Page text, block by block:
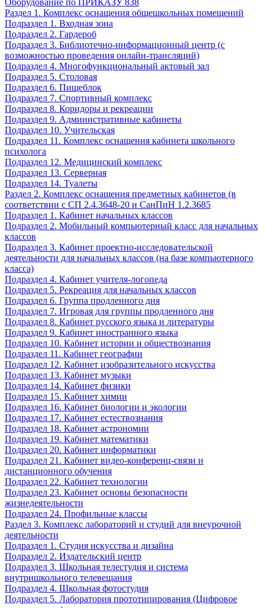
Оборудование по ПРИКАЗУ 838
Раздел 1. Комплекс оснащения общешкольных помещений
Подраздел 1. Входная зона
Подраздел 2. Гардероб
Подраздел 3. Библиотечно-информационный центр (с
возможностью проведения онлайн-трансляций)
Подраздел 4. Многофункциональный актовый зал
Подраздел 5. Столовая
Подраздел 6. Пищеблок
Подраздел 7. Спортивный комплекс
Подраздел 8. Коридоры и рекреации
Подраздел 9. Административные кабинеты
Подраздел 10. Учительская
Подраздел 11. Комплекс оснащения кабинета школьного
психолога
Подраздел 12. Медицинский комплекс
Подраздел 13. Серверная
Подраздел 14. Туалеты
Раздел 2. Комплекс оснащения предметных кабинетов (в
соответствии с СП 2.4.3648-20 и СанПиН 1.2.3685
Подраздел 1. Кабинет начальных классов
Подраздел 2. Мобильный компьютерный класс для начальных
классов
Подраздел 3. Кабинет проектно-исследовательской
деятельности для начальных классов (на базе компьютерного
класса)
Подраздел 4. Кабинет учителя-логопеда
Подраздел 5. Рекреация для начальных классов
Подраздел 6. Группа продленного дня
Подраздел 7. Игровая для группы продленного дня
Подраздел 8. Кабинет русского языка и литературы
Подраздел 9. Кабинет иностранного языка
Подраздел 10. Кабинет истории и обществознания
Подраздел 11. Кабинет географии
Подраздел 12. Кабинет изобразительного искусства
Подраздел 13. Кабинет музыки
Подраздел 14. Кабинет физики
Подраздел 15. Кабинет химии
Подраздел 16. Кабинет биологии и экологии
Подраздел 17. Кабинет естествознания
Подраздел 18. Кабинет астрономии
Подраздел 19. Кабинет математики
Подраздел 20. Кабинет информатики
Подраздел 21. Кабинет видео-конференц-связи и
дистанционного обучения
Подраздел 22. Кабинет технологии
Подраздел 23. Кабинет основы безопасности
жизнедеятельности
Подраздел 24. Профильные классы
Раздел 3. Комплекс лабораторий и студий для внеурочной
деятельности
Подраздел 1. Студия искусства и дизайна
Подраздел 2. Издательский центр
Подраздел 3. Школьная телестудия и система
внутришкольного телевещания
Подраздел 4. Школьная фотостудия
Подраздел 5. Лаборатория прототипирования (Цифровое